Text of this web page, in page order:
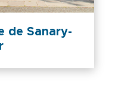
de Sanary-